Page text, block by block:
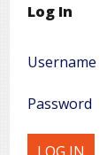
Log In
Username
Password